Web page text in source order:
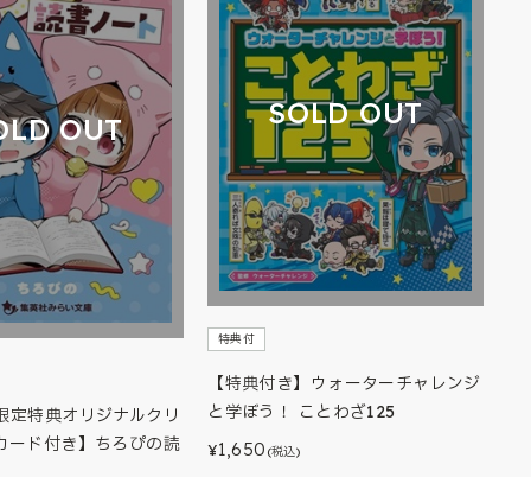
OUT
定特典オリジナルクリ
ード付き】ちろぴの読
SOLD OUT
特典付
【特典付き】ウォーターチャレンジ
と学ぼう！ ことわざ125
¥1,650 (税込)